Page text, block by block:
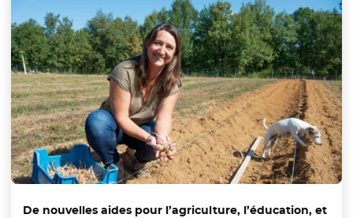
De nouvelles aides pour l’agriculture, l’éducation, et